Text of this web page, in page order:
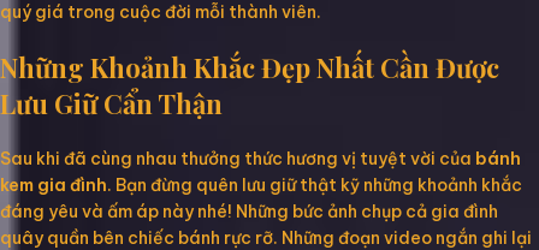
quý giá trong cuộc đời mỗi thành viên.
Những Khoảnh Khắc Đẹp Nhất Cần Được
Lưu Giữ Cẩn Thận
Sau khi đã cùng nhau thưởng thức hương vị tuyệt vời của bánh
kem gia đình. Bạn đừng quên lưu giữ thật kỹ những khoảnh khắc
đáng yêu và ấm áp này nhé! Những bức ảnh chụp cả gia đình
quây quần bên chiếc bánh rực rỡ. Những đoạn video ngắn ghi lại